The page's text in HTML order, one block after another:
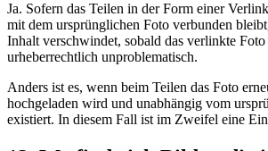
Ja. Sofern das Teilen in der Form einer
mit dem ursprünglichen Foto verbunden
Inhalt verschwindet, sobald das verlinkte
urheberrechtlich unproblematisch.
Anders ist es, wenn beim Teilen das Foto
hochgeladen wird und unabhängig vom
existiert. In diesem Fall ist im Zweifel eine